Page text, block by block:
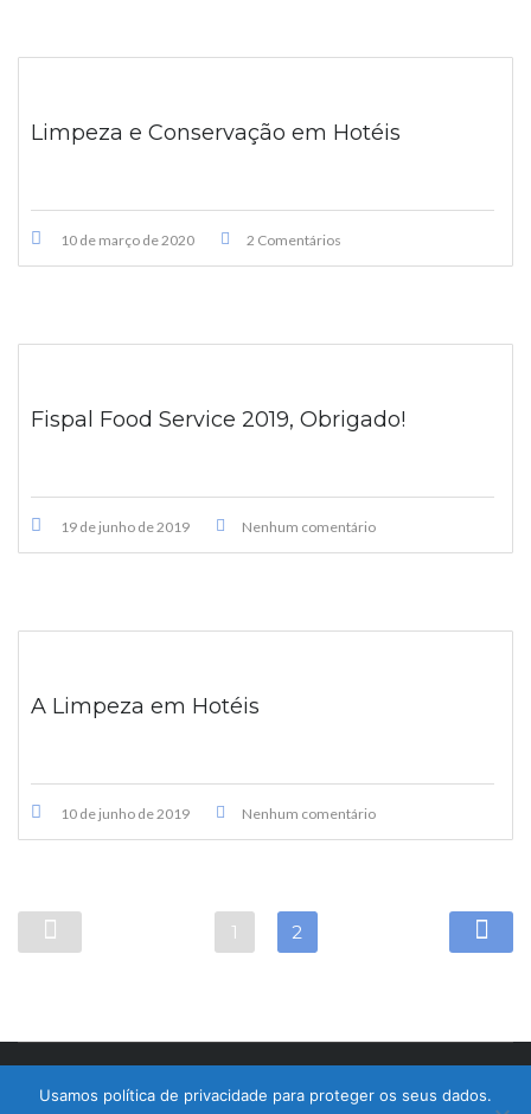
Limpeza e Conservação em Hotéis
10 de março de 2020 2 Comentários
Fispal Food Service 2019, Obrigado!
19 de junho de 2019 Nenhum comentário
A Limpeza em Hotéis
10 de junho de 2019 Nenhum comentário
1 2
Usamos política de privacidade para proteger os seus dados.
Atendimento